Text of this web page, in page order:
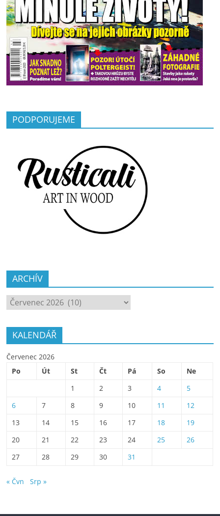
PODPORUJEME
ARCHÍV
ARCHÍV
KALENDÁŘ
Červenec 2026
Po
Út St Čt Pá So
Ne
1
2 3 4
5
6
7 8 9 10 11
12
13
14 15 16 17 18
19
20
21 22 23 24 25
26
27
28 29 30 31
« Čvn Srp »